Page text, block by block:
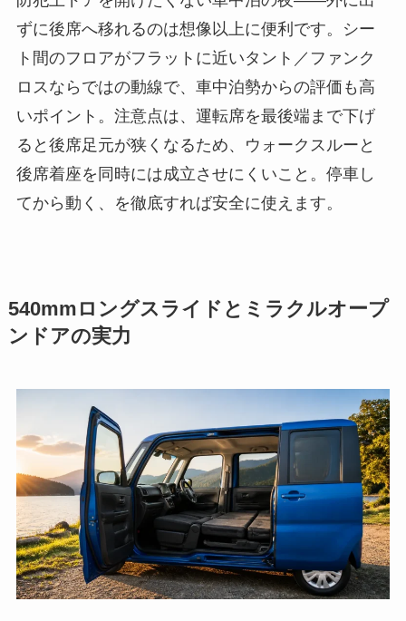
ずに後席へ移れるのは想像以上に便利です。シー
ト間のフロアがフラットに近いタント／ファンク
ロスならではの動線で、車中泊勢からの評価も高
いポイント。注意点は、運転席を最後端まで下げ
ると後席足元が狭くなるため、ウォークスルーと
後席着座を同時には成立させにくいこと。停車し
てから動く、を徹底すれば安全に使えます。
540mmロングスライドとミラクルオープ
ンドアの実力